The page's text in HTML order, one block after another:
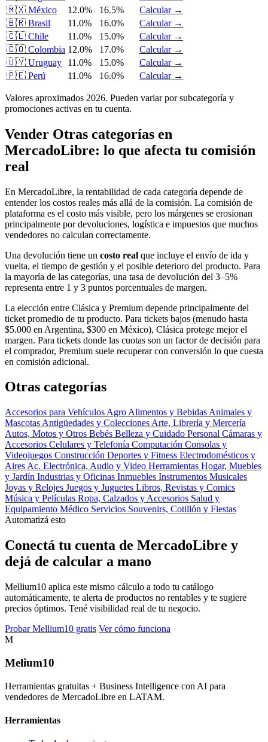
🇲🇽 México 12.0% 16.5%
Calcular →
🇧🇷 Brasil 11.0% 16.0%
Calcular →
🇨🇱 Chile 11.0% 15.0%
Calcular →
🇨🇴 Colombia 12.0% 17.0%
Calcular →
🇺🇾 Uruguay 11.0% 15.0%
Calcular →
🇵🇪 Perú 11.0% 16.0% Calcular →
Valores aproximados 2026. Pueden variar por subcategoría y
promociones activas en tu cuenta.
Vender Otras categorías en
MercadoLibre: lo que afecta tu comisión
real
En MercadoLibre, la rentabilidad de cada categoría depende de
entender los costos reales más allá de la comisión. La comisión de
plataforma es el costo más visible, pero los márgenes se erosionan
principalmente por devoluciones, logística e impuestos que muchos
vendedores no calculan correctamente.
Una devolución tiene un costo real que incluye el envío de ida y
vuelta, el tiempo de gestión y el posible deterioro del producto. Para
la mayoría de las categorías, una tasa de devolución del 3–5%
representa entre 1 y 3 puntos porcentuales de margen.
La elección entre Clásica y Premium depende principalmente del
ticket promedio de tu producto. Para tickets bajos (menudo hasta
$5.000 en Argentina, $300 en México), Clásica protege mejor el
margen. Para tickets donde las cuotas son un factor de decisión para
el comprador, Premium suele recuperar con conversión lo que cuesta
en comisión adicional.
Otras categorías
Accesorios para Vehículos Agro Alimentos y Bebidas Animales y
Mascotas Antigüedades y Colecciones Arte, Librería y Mercería
Autos, Motos y Otros Bebés Belleza y Cuidado Personal Cámaras y
Accesorios Celulares y Telefonía Computación Consolas y
Videojuegos Construcción Deportes y Fitness Electrodomésticos y
Aires Ac. Electrónica, Audio y Video Herramientas Hogar, Muebles
y Jardín Industrias y Oficinas Inmuebles Instrumentos Musicales
Joyas y Relojes Juegos y Juguetes Libros, Revistas y Comics
Música y Películas Ropa, Calzados y Accesorios Salud y
Equipamiento Médico Servicios Souvenirs, Cotillón y Fiestas
Automatizá esto
Conectá tu cuenta de MercadoLibre y
dejá de calcular a mano
Mellium10 aplica este mismo cálculo a todo tu catálogo
automáticamente, te alerta de productos no rentables y te sugiere
precios óptimos. Tené visibilidad real de tu negocio.
Probar Mellium10 gratis Ver cómo funciona
M
Melium10
Herramientas gratuitas + Business Intelligence con AI para
vendedores de MercadoLibre en LATAM.
Herramientas